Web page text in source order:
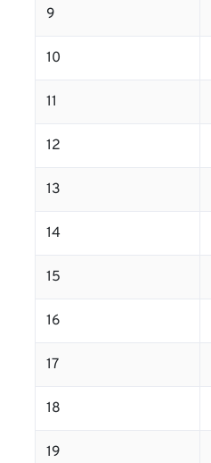
9
10
11
12
13
14
15
16
17
18
19